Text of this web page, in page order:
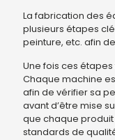
La fabrication des
plusieurs étapes
peinture, etc. afin
Une fois ces
Chaque machine
afin de vérifier sa
avant d’être mise
que chaque produit
standards de